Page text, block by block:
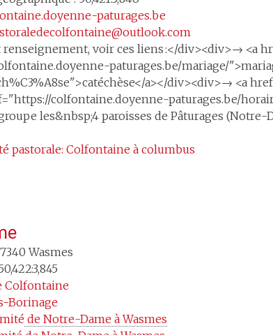
paturages.be
voir ces liens :</div><div>→ <a
paturages.be/mariage/
a></div><div>→ <a
colfontaine.doyenne-paturages.be/
les&nbsp;4 paroisses de Pâturages
pastorale: Colfontaine à columbus
7340 Wasmes
Colfontaine
Borinage
de Notre-Dame à Wasmes